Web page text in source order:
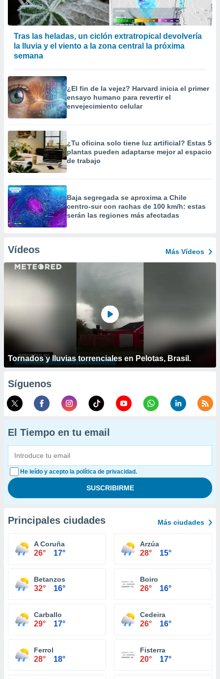
Tras las heladas, un ciclón extratropical devolvería
la lluvia y el viento a la zona central la próxima
semana
¿El fin de la vejez? Harvard inicia el primer
ensayo humano para revertir el
envejecimiento celular
¿Tu oficina solo tiene luz artificial? Estas 5
plantas pueden adaptarse mejor al espacio
de trabajo
Baja segregada se aproxima a Chile
centro-sur con rachas de 100 km/h: estas
serán las regiones más afectadas
Vídeos Más Vídeos
Tornados y lluvias torrenciales en Pelotas, Brasil.
Síguenos
El Tiempo en tu email
He leído y acepto la política de privacidad.
Principales ciudades Más ciudades
A Coruña
26° 17°
Arzúa
28° 15°
Betanzos
32° 16°
Boiro
26° 16°
Carballo
29° 17°
Cedeira
26° 16°
Ferrol
28° 18°
Fisterra
20° 17°